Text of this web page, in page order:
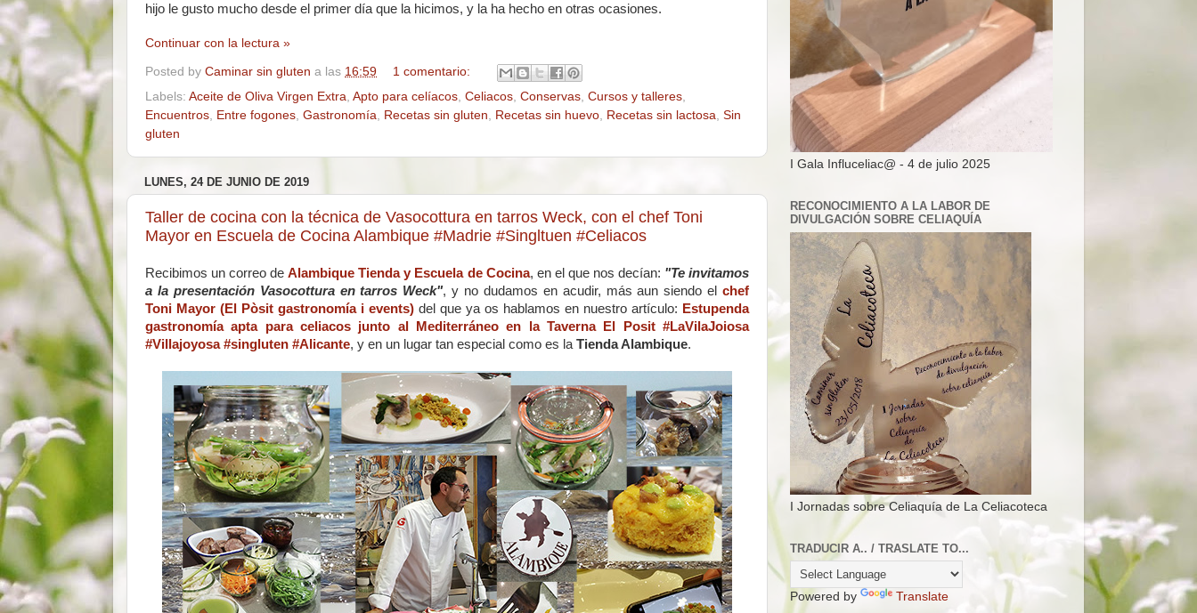
hijo le gusto mucho desde el primer día que la hicimos, y la ha hecho en otras ocasiones.
Continuar con la lectura »
Posted by Caminar sin gluten a las 16:59
1 comentario:
Labels: Aceite de Oliva Virgen Extra Apto para celíacos Celiacos Conservas Cursos y talleres
Encuentros
Entre fogones Gastronomía Recetas sin gluten Recetas sin huevo Recetas sin lactosa Sin
gluten
LUNES, 24 DE JUNIO DE 2019
Taller de cocina con la técnica de Vasocottura en tarros Weck, con el chef Toni
Mayor en Escuela de Cocina Alambique #Madrie #Singltuen #Celiacos
Recibimos un correo deAlambique Tienda y Escuela de Cocina, en el que nos decían: "Te invitamos
a la presentación Vasocottura en tarros Weck", y no dudamos en acudir, más aun siendo el chef
Toni Mayor (El Pòsit gastronomía i events) del que ya os hablamos en nuestro artículo: Estupenda
gastronomía apta para celiacos junto al Mediterráneo en la Taverna El Posit #LaVilaJoiosa
#Villajoyosa #singluten #Alicante, y en un lugar tan especial como es la Tienda Alambique.
I Gala Influceliac@ - 4 de julio 2025
RECONOCIMIENTO A LA LABOR DE
DIVULGACIÓN SOBRE CELIAQUÍA
I Jornadas sobre Celiaquía de La Celiacoteca
TRADUCIR A.. / TRASLATE TO...
Powered by Translate